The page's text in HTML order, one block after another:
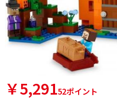
￥5,29152ポイント